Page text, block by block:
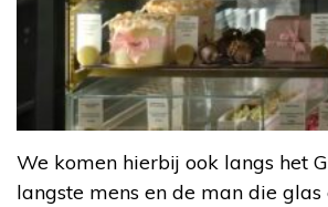
We komen hierbij ook langs het
langste mens en de man die